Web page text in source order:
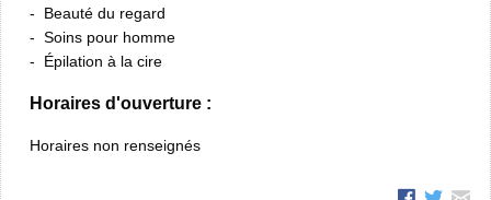
Beauté du regard
Soins pour homme
Épilation à la cire
Horaires d'ouverture :
Horaires non renseignés